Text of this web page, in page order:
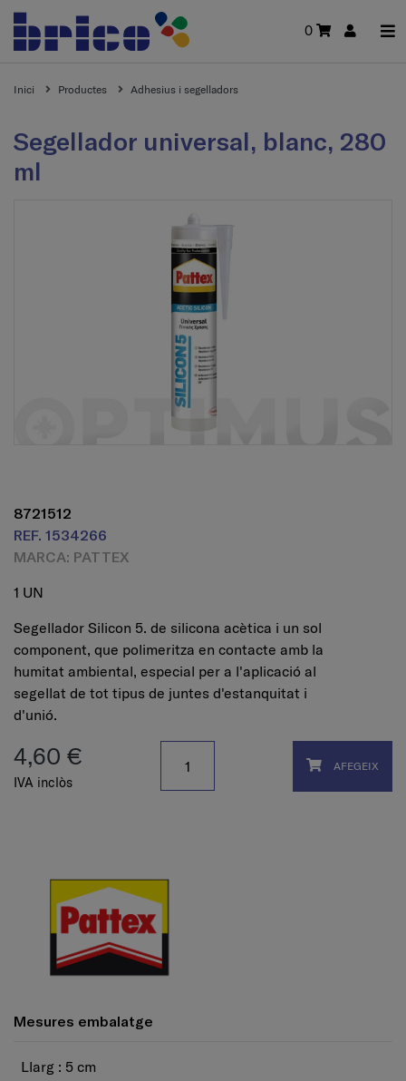
0
Inici Productes Adhesius i segelladors
Segellador universal, blanc, 280
ml
8721512
REF. 1534266
MARCA: PATTEX
1 UN
Segellador Silicon 5. de silicona acètica i un sol
component, que polimeritza en contacte amb la
humitat ambiental, especial per a l'aplicació al
segellat de tot tipus de juntes d'estanquitat i
d'unió.
4,60 €
IVA inclòs
AFEGEIX
Mesures embalatge
Llarg : 5 cm